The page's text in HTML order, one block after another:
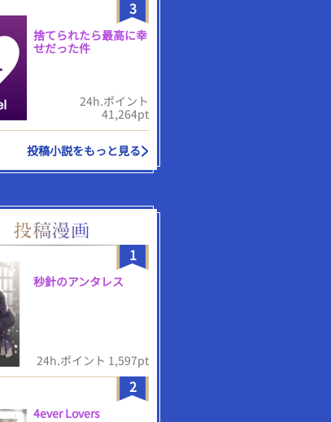
3
捨てられたら最高に幸
せだった件
24h.ポイント
41,264pt
投稿小説をもっと見る
1
秒針のアンタレス
24h.ポイント 1,597pt
2
4ever Lovers